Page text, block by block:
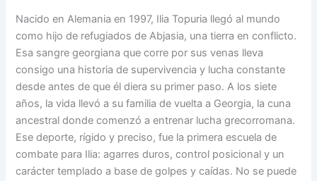
Nacido en Alemania en 1997, Ilia Topuria llegó al mundo
como hijo de refugiados de Abjasia, una tierra en conflicto.
Esa sangre georgiana que corre por sus venas lleva
consigo una historia de supervivencia y lucha constante
desde antes de que él diera su primer paso. A los siete
años, la vida llevó a su familia de vuelta a Georgia, la cuna
ancestral donde comenzó a entrenar lucha grecorromana.
Ese deporte, rígido y preciso, fue la primera escuela de
combate para Ilia: agarres duros, control posicional y un
carácter templado a base de golpes y caídas. No se puede